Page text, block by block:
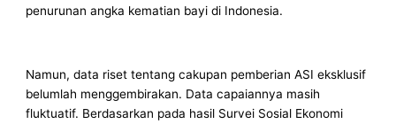
penurunan angka kematian bayi di Indonesia.
Namun, data riset tentang cakupan pemberian ASI eksklusif
belumlah menggembirakan. Data capaiannya masih
fluktuatif. Berdasarkan pada hasil Survei Sosial Ekonomi